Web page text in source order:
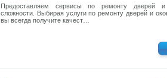
Предоставляем сервисы по ремонту дверей и
сложности. Выбирая услуги по ремонту дверей и
вы всегда получите качест…